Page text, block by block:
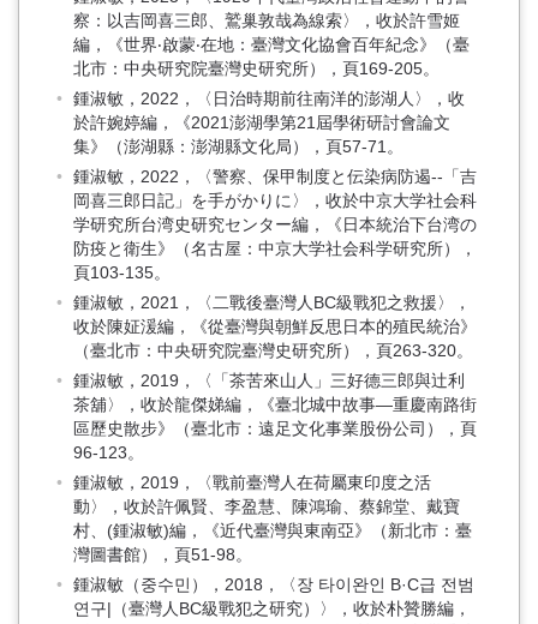
察：以吉岡喜三郎、鷲巢敦哉為線索〉，收於許雪姬
編，《世界‧啟蒙‧在地：臺灣文化協會百年紀念》（臺
北市：中央研究院臺灣史研究所），頁169-205。
鍾淑敏，2022，〈日治時期前往南洋的澎湖人〉，收
於許婉婷編，《2021澎湖學第21屆學術研討會論文
集》（澎湖縣：澎湖縣文化局），頁57-71。
鍾淑敏，2022，〈警察、保甲制度と伝染病防遏--「吉
岡喜三郎日記」を手がかりに〉，收於中京大学社会科
学研究所台湾史研究センター編，《日本統治下台湾の
防疫と衛生》（名古屋：中京大学社会科学研究所），
頁103-135。
鍾淑敏，2021，〈二戰後臺灣人BC級戰犯之救援〉，
收於陳姃湲編，《從臺灣與朝鮮反思日本的殖民統治》
（臺北市：中央研究院臺灣史研究所），頁263-320。
鍾淑敏，2019，〈「茶苦來山人」三好德三郎與辻利
茶舖〉，收於龍傑娣編，《臺北城中故事—重慶南路街
區歷史散步》（臺北市：遠足文化事業股份公司），頁
96-123。
鍾淑敏，2019，〈戰前臺灣人在荷屬東印度之活
動〉，收於許佩賢、李盈慧、陳鴻瑜、蔡錦堂、戴寶
村、(鍾淑敏)編，《近代臺灣與東南亞》（新北市：臺
灣圖書館），頁51-98。
鍾淑敏（중수민），2018，〈장 타이완인 B·C급 전범
연구|（臺灣人BC級戰犯之研究）〉，收於朴贊勝編，